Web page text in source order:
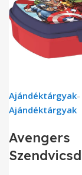
Ajándéktárgyak-
Ajándéktárgyak
Avengers